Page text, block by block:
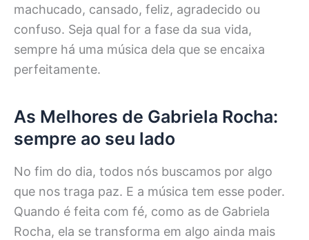
machucado, cansado, feliz, agradecido ou
confuso. Seja qual for a fase da sua vida,
sempre há uma música dela que se encaixa
perfeitamente.
As Melhores de Gabriela Rocha:
sempre ao seu lado
No fim do dia, todos nós buscamos por algo
que nos traga paz. E a música tem esse poder.
Quando é feita com fé, como as de Gabriela
Rocha, ela se transforma em algo ainda mais